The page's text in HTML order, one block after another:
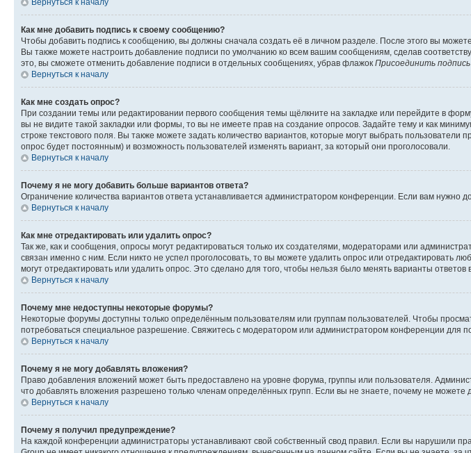
Как мне добавить подпись к своему сообщению?
Чтобы добавить подпись к сообщению, вы должны сначала создать её в личном разделе. После этого вы
Вы также можете настроить добавление подписи по умолчанию ко всем вашим сообщениям, сделав
это, вы сможете отменить добавление подписи в отдельных сообщениях, убрав флажок Присоединить подпись
Вернуться к началу
Как мне создать опрос?
При создании темы или редактировании первого сообщения темы щёлкните на закладке или перейдите в
вы не видите такой закладки или формы, то вы не имеете прав на создание опросов. Задайте тему и как
строке текстового поля. Вы также можете задать количество вариантов, которые могут выбрать
опрос будет постоянным) и возможность пользователей изменять вариант, за который они проголосовали.
Вернуться к началу
Почему я не могу добавить больше вариантов ответа?
Ограничение количества вариантов ответа устанавливается администратором конференции. Если вам
Вернуться к началу
Как мне отредактировать или удалить опрос?
Так же, как и сообщения, опросы могут редактироваться только их создателями, модераторами или
связан именно с ним. Если никто не успел проголосовать, то вы можете удалить опрос или отредактировать
могут отредактировать или удалить опрос. Это сделано для того, чтобы нельзя было менять варианты ответов
Вернуться к началу
Почему мне недоступны некоторые форумы?
Некоторые форумы доступны только определённым пользователям или группам пользователей. Чтобы
потребоваться специальное разрешение. Свяжитесь с модератором или администратором конференции для
Вернуться к началу
Почему я не могу добавлять вложения?
Право добавления вложений может быть предоставлено на уровне форума, группы или пользователя.
что добавлять вложения разрешено только членам определённых групп. Если вы не знаете, почему не
Вернуться к началу
Почему я получил предупреждение?
На каждой конференции администраторы устанавливают свой собственный свод правил. Если вы нарушили